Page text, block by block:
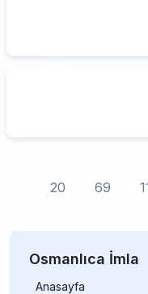
20 69
Osmanlıca İmla
Anasayfa